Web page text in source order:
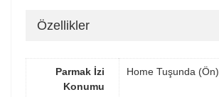
Özellikler
Parmak İzi
Konumu
Home Tuşunda (Ön)